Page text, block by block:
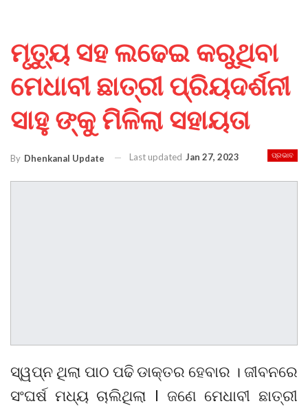
ମୃତ୍ୟୁ ସହ ଲଢେଇ କରୁଥିବା
ମେଧାବୀ ଛାତ୍ରୀ ପ୍ରିୟଦର୍ଶନୀ
ସାହୁ ଙ୍କୁ ମିଳିଲା ସହାୟତା
ପ୍ରଭାବ
By Dhenkanal Update Last updated Jan 27, 2023
ସ୍ୱପ୍ନ ଥିଲା ପାଠ ପଢି ଡାକ୍ତର ହେବାର । ଜୀବନରେ
ସଂଘର୍ଷ ମଧ୍ୟ ଚାଲିଥିଲା l ଜଣେ ମେଧାବୀ ଛାତ୍ରୀ